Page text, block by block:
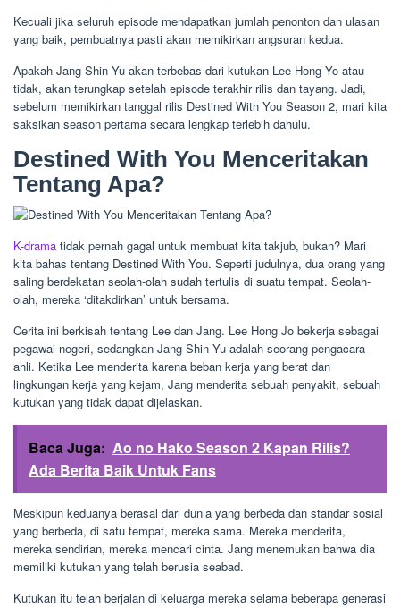
Kecuali jika seluruh episode mendapatkan jumlah penonton dan ulasan
yang baik, pembuatnya pasti akan memikirkan angsuran kedua.
Apakah Jang Shin Yu akan terbebas dari kutukan Lee Hong Yo atau
tidak, akan terungkap setelah episode terakhir rilis dan tayang. Jadi,
sebelum memikirkan tanggal rilis Destined With You Season 2, mari kita
saksikan season pertama secara lengkap terlebih dahulu.
Destined With You Menceritakan
Tentang Apa?
K-drama tidak pernah gagal untuk membuat kita takjub, bukan? Mari
kita bahas tentang Destined With You. Seperti judulnya, dua orang yang
saling berdekatan seolah-olah sudah tertulis di suatu tempat. Seolah-
olah, mereka ‘ditakdirkan’ untuk bersama.
Cerita ini berkisah tentang Lee dan Jang. Lee Hong Jo bekerja sebagai
pegawai negeri, sedangkan Jang Shin Yu adalah seorang pengacara
ahli. Ketika Lee menderita karena beban kerja yang berat dan
lingkungan kerja yang kejam, Jang menderita sebuah penyakit, sebuah
kutukan yang tidak dapat dijelaskan.
Baca Juga: Ao no Hako Season 2 Kapan Rilis?
Ada Berita Baik Untuk Fans
Meskipun keduanya berasal dari dunia yang berbeda dan standar sosial
yang berbeda, di satu tempat, mereka sama. Mereka menderita,
mereka sendirian, mereka mencari cinta. Jang menemukan bahwa dia
memiliki kutukan yang telah berusia seabad.
Kutukan itu telah berjalan di keluarga mereka selama beberapa generasi